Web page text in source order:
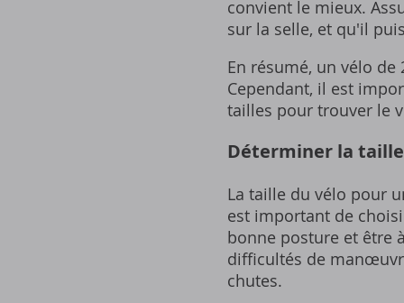
convient le mieux.
sur la selle, et qu'il
En résumé, un vélo
Cependant, il est
tailles pour trouver le
Déterminer la
La taille du vélo pour
est important de
bonne posture et être
difficultés de
chutes.